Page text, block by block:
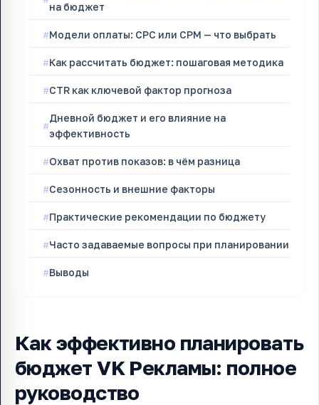
на бюджет
Модели оплаты: CPC или CPM — что выбрать
Как рассчитать бюджет: пошаговая методика
CTR как ключевой фактор прогноза
Дневной бюджет и его влияние на
эффективность
Охват против показов: в чём разница
Сезонность и внешние факторы
Практические рекомендации по бюджету
Часто задаваемые вопросы при планировании
Выводы
Как эффективно планировать
бюджет VK Рекламы: полное
руководство